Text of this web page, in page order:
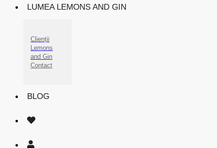
LUMEA LEMONS AND GIN
Clienții
Lemons
and Gin
Contact
BLOG